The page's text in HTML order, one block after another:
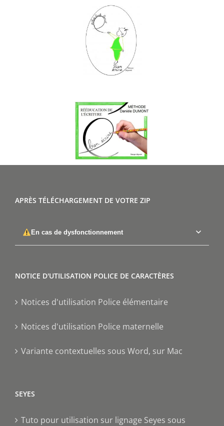
APRÈS TÉLÉCHARGEMENT DE VOTRE ZIP
En cas de dysfonctionnement
NOTICE D'UTILISATION POLICE DE CARACTÈRES
Notices d'utilisation Police élémentaire
Notices d'utilisation Police maternelle
Variante contextuelles sous Word, sur Mac
SEYES
Tuto pour utilisation sur lignage Seyes sous